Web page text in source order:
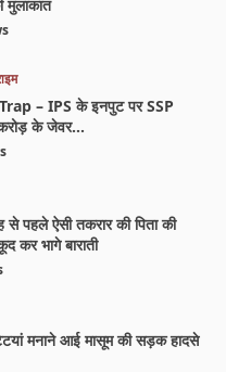
मुलाकात
– IPS के इनपुट पर SSP
के जेवर…
पहले ऐसी तकरार की पिता की
भागे बाराती
मनाने आई मासूम की सड़क हादसे